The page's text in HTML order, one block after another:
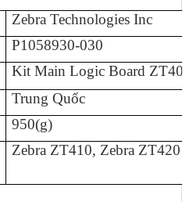
Zebra Technologies Inc
P1058930-030
Kit Main Logic Board
Trung Quốc
950(g)
Zebra ZT410, Zebra ZT420